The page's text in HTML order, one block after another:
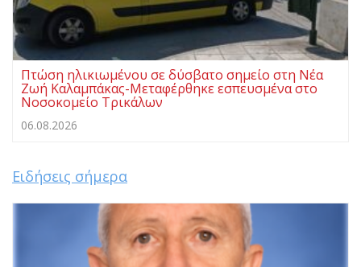
Πτώση ηλικιωμένου σε δύσβατο σημείο στη Νέα
Ζωή Καλαμπάκας-Μεταφέρθηκε εσπευσμένα στο
Νοσοκομείο Τρικάλων
06.08.2026
Ειδήσεις σήμερα